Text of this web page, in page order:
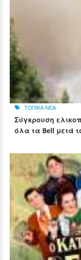
ΤΟΠΙΚΑ ΝΕΑ
Σύγκρουση
όλα τα Bell μετά